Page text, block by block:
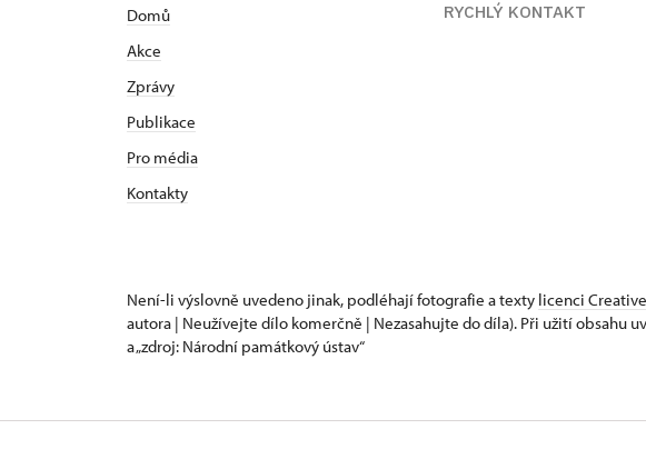
Domů
Akce
Zprávy
Publikace
Pro média
Kontakty
RYCHLÝ KONTAKT
Není-li výslovně uvedeno jinak, podléhají fotografie a texty licenci
autora | Neužívejte dílo komerčně | Nezasahujte do díla). Při užití obsahu
a „zdroj: Národní památkový ústav“